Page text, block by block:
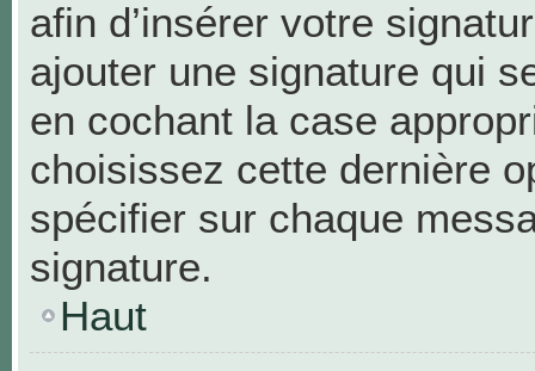
afin d’insérer votre
ajouter une signature qui
en cochant la case
choisissez cette dernière
spécifier sur chaque
signature.
Haut